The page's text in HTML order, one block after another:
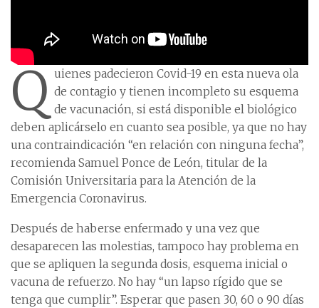
Q uienes padecieron Covid-19 en esta nueva ola
de contagio y tienen incompleto su esquema
de vacunación, si está disponible el biológico
deben aplicárselo en cuanto sea posible, ya que no hay
una contraindicación “en relación con ninguna fecha”,
recomienda Samuel Ponce de León, titular de la
Comisión Universitaria para la Atención de la
Emergencia Coronavirus.
Después de haberse enfermado y una vez que
desaparecen las molestias, tampoco hay problema en
que se apliquen la segunda dosis, esquema inicial o
vacuna de refuerzo. No hay “un lapso rígido que se
tenga que cumplir”. Esperar que pasen 30, 60 o 90 días